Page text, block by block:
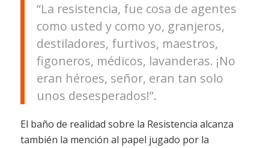
“La resistencia, fue cosa de agentes
como usted y como yo, granjeros,
destiladores, furtivos, maestros,
figoneros, médicos, lavanderas. ¡No
eran héroes, señor, eran tan solo
unos desesperados!”.
El baño de realidad sobre la Resistencia alcanza
también la mención al papel jugado por la